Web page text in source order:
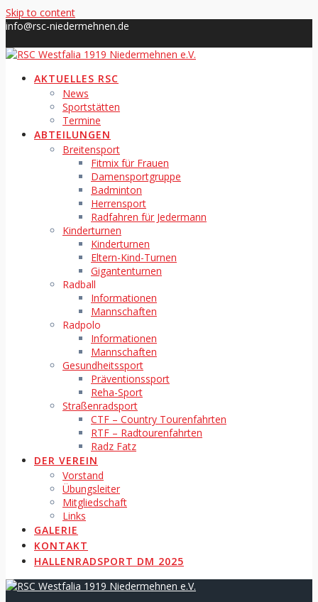
Skip to content
info@rsc-niedermehnen.de
AKTUELLES RSC
News
Sportstätten
Termine
ABTEILUNGEN
Breitensport
Fitmix für Frauen
Damensportgruppe
Badminton
Herrensport
Radfahren für Jedermann
Kinderturnen
Kinderturnen
Eltern-Kind-Turnen
Gigantenturnen
Radball
Informationen
Mannschaften
Radpolo
Informationen
Mannschaften
Gesundheitssport
Präventionssport
Reha-Sport
Straßenradsport
CTF – Country Tourenfahrten
RTF – Radtourenfahrten
Radz Fatz
DER VEREIN
Vorstand
Übungsleiter
Mitgliedschaft
Links
GALERIE
KONTAKT
HALLENRADSPORT DM 2025